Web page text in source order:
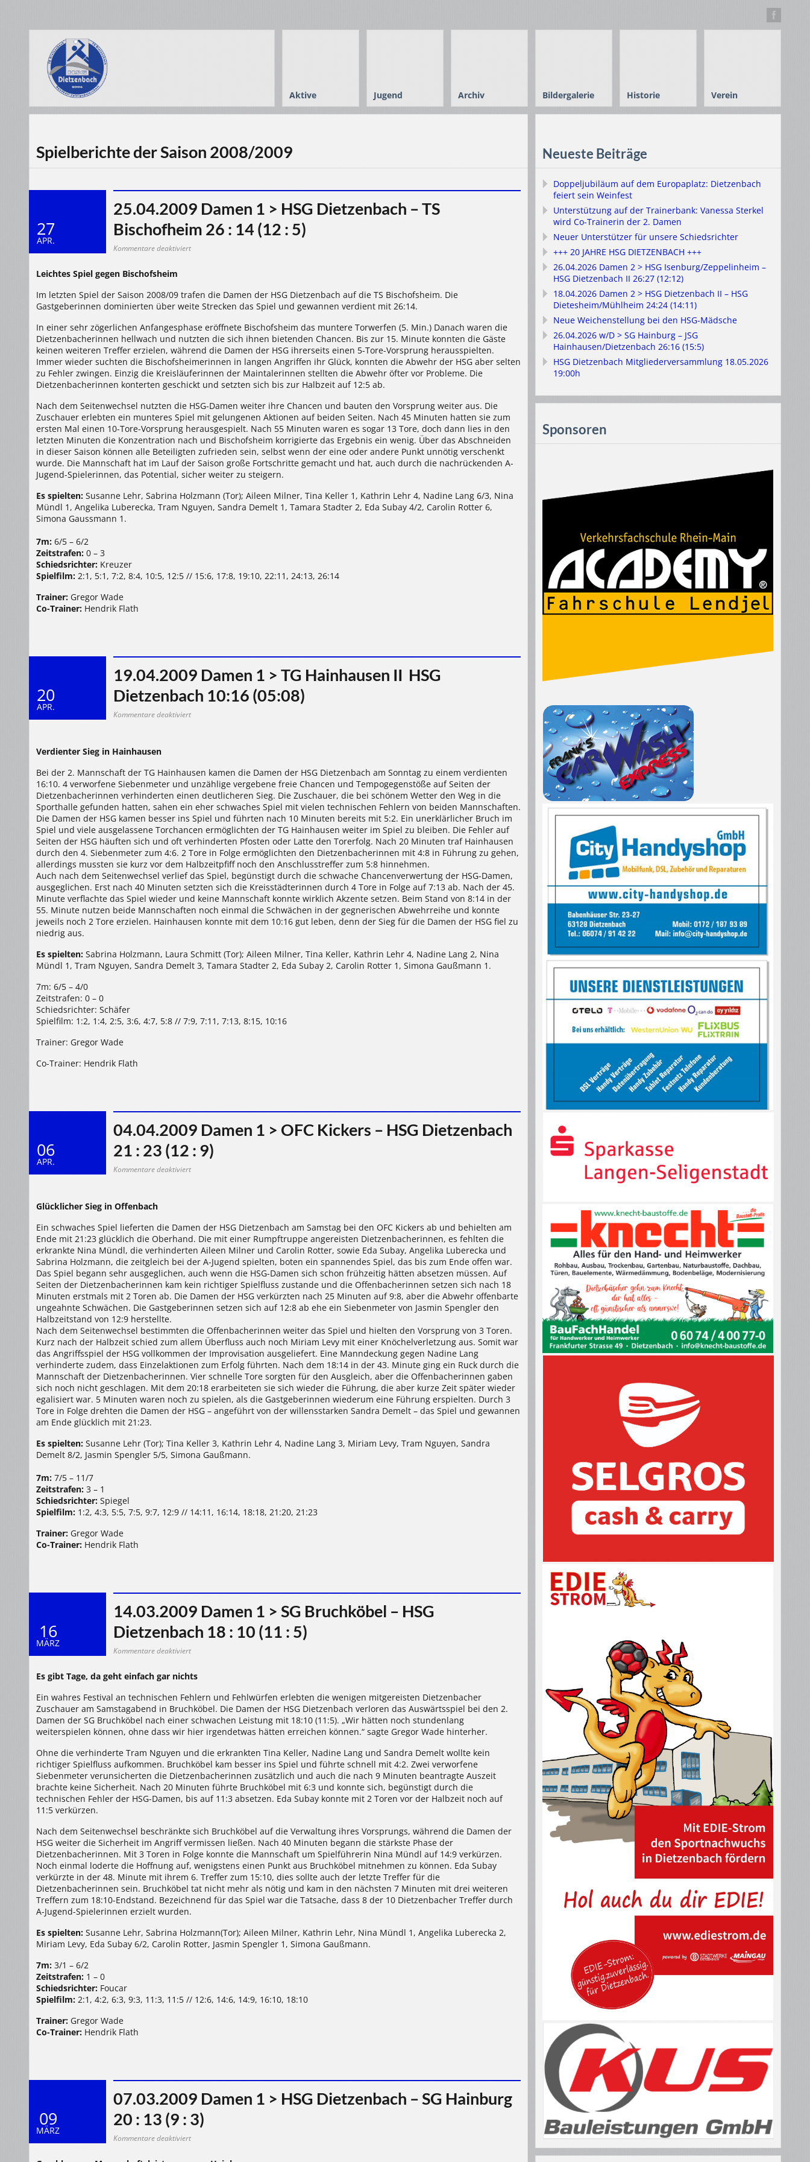
Aktive Jugend Archiv Bildergalerie Historie Verein
Spielberichte der Saison 2008/2009
27
APR.
25.04.2009 Damen 1 > HSG Dietzenbach – TS
Bischofheim 26 : 14 (12 : 5)
Kommentare deaktiviertfür
–
TS
Bischofheim
14
(12
:
5)
Leichtes Spiel gegen Bischofsheim
Im letzten Spiel der Saison 2008/09 trafen die Damen der HSG Dietzenbach auf die TS Bischofsheim. Die
Gastgeberinnen dominierten über weite Strecken das Spiel und gewannen verdient mit 26:14.
In einer sehr zögerlichen Anfangesphase eröffnete Bischofsheim das muntere Torwerfen (5. Min.) Danach waren die
Dietzenbacherinnen hellwach und nutzten die sich ihnen bietenden Chancen. Bis zur 15. Minute konnten die Gäste
keinen weiteren Treffer erzielen, während die Damen der HSG ihrerseits einen 5-Tore-Vorsprung herausspielten.
Immer wieder suchten die Bischofsheimerinnen in langen Angriffen ihr Glück, konnten die Abwehr der HSG aber selten
zu Fehler zwingen. Einzig die Kreisläuferinnen der Maintalerinnen stellten die Abwehr öfter vor Probleme. Die
Dietzenbacherinnen konterten geschickt und setzten sich bis zur Halbzeit auf 12:5 ab.
Nach dem Seitenwechsel nutzten die HSG-Damen weiter ihre Chancen und bauten den Vorsprung weiter aus. Die
Zuschauer erlebten ein munteres Spiel mit gelungenen Aktionen auf beiden Seiten. Nach 45 Minuten hatten sie zum
ersten Mal einen 10-Tore-Vorsprung herausgespielt. Nach 55 Minuten waren es sogar 13 Tore, doch dann lies in den
letzten Minuten die Konzentration nach und Bischofsheim korrigierte das Ergebnis ein wenig. Über das Abschneiden
in dieser Saison können alle Beteiligten zufrieden sein, selbst wenn der eine oder andere Punkt unnötig verschenkt
wurde. Die Mannschaft hat im Lauf der Saison große Fortschritte gemacht und hat, auch durch die nachrückenden A-
Jugend-Spielerinnen, das Potential, sicher weiter zu steigern.
Es spielten: Susanne Lehr, Sabrina Holzmann (Tor); Aileen Milner, Tina Keller 1, Kathrin Lehr 4, Nadine Lang 6/3, Nina
Mündl 1, Angelika Luberecka, Tram Nguyen, Sandra Demelt 1, Tamara Stadter 2, Eda Subay 4/2, Carolin Rotter 6,
Simona Gaussmann 1.
7m: 6/5 – 6/2
Zeitstrafen: 0 – 3
Schiedsrichter: Kreuzer
Spielfilm: 2:1, 5:1, 7:2, 8:4, 10:5, 12:5 // 15:6, 17:8, 19:10, 22:11, 24:13, 26:14
Trainer: Gregor Wade
Co-Trainer: Hendrik Flath
20
APR.
19.04.2009 Damen 1 > TG Hainhausen II  HSG
Dietzenbach 10:16 (05:08)
Kommentare deaktiviertfür
HSG
Dietzenbach
10:16
(05:08)
Verdienter Sieg in Hainhausen
Bei der 2. Mannschaft der TG Hainhausen kamen die Damen der HSG Dietzenbach am Sonntag zu einem verdienten
16:10. 4 verworfene Siebenmeter und unzählige vergebene freie Chancen und Tempogegenstöße auf Seiten der
Dietzenbacherinnen verhinderten einen deutlicheren Sieg. Die Zuschauer, die bei schönem Wetter den Weg in die
Sporthalle gefunden hatten, sahen ein eher schwaches Spiel mit vielen technischen Fehlern von beiden Mannschaften.
Die Damen der HSG kamen besser ins Spiel und führten nach 10 Minuten bereits mit 5:2. Ein unerklärlicher Bruch im
Spiel und viele ausgelassene Torchancen ermöglichten der TG Hainhausen weiter im Spiel zu bleiben. Die Fehler auf
Seiten der HSG häuften sich und oft verhinderten Pfosten oder Latte den Torerfolg. Nach 20 Minuten traf Hainhausen
durch den 4. Siebenmeter zum 4:6. 2 Tore in Folge ermöglichten den Dietzenbacherinnen mit 4:8 in Führung zu gehen,
allerdings mussten sie kurz vor dem Halbzeitpfiff noch den Anschlusstreffer zum 5:8 hinnehmen.
Auch nach dem Seitenwechsel verlief das Spiel, begünstigt durch die schwache Chancenverwertung der HSG-Damen,
ausgeglichen. Erst nach 40 Minuten setzten sich die Kreisstädterinnen durch 4 Tore in Folge auf 7:13 ab. Nach der 45.
Minute verflachte das Spiel wieder und keine Mannschaft konnte wirklich Akzente setzen. Beim Stand von 8:14 in der
55. Minute nutzen beide Mannschaften noch einmal die Schwächen in der gegnerischen Abwehrreihe und konnte
jeweils noch 2 Tore erzielen. Hainhausen konnte mit dem 10:16 gut leben, denn der Sieg für die Damen der HSG fiel zu
niedrig aus.
Es spielten: Sabrina Holzmann, Laura Schmitt (Tor); Aileen Milner, Tina Keller, Kathrin Lehr 4, Nadine Lang 2, Nina
Mündl 1, Tram Nguyen, Sandra Demelt 3, Tamara Stadter 2, Eda Subay 2, Carolin Rotter 1, Simona Gaußmann 1.
7m: 6/5 – 4/0
Zeitstrafen: 0 – 0
Schiedsrichter: Schäfer
Spielfilm: 1:2, 1:4, 2:5, 3:6, 4:7, 5:8 // 7:9, 7:11, 7:13, 8:15, 10:16
Trainer: Gregor Wade
Co-Trainer: Hendrik Flath
06
APR.
04.04.2009 Damen 1 > OFC Kickers – HSG Dietzenbach
21 : 23 (12 : 9)
Kommentare deaktiviertfür
Dietzenbach
21
:
23
(12
:
9)
Glücklicher Sieg in Offenbach
Ein schwaches Spiel lieferten die Damen der HSG Dietzenbach am Samstag bei den OFC Kickers ab und behielten am
Ende mit 21:23 glücklich die Oberhand. Die mit einer Rumpftruppe angereisten Dietzenbacherinnen, es fehlten die
erkrankte Nina Mündl, die verhinderten Aileen Milner und Carolin Rotter, sowie Eda Subay, Angelika Luberecka und
Sabrina Holzmann, die zeitgleich bei der A-Jugend spielten, boten ein spannendes Spiel, das bis zum Ende offen war.
Das Spiel begann sehr ausgeglichen, auch wenn die HSG-Damen sich schon frühzeitig hätten absetzen müssen. Auf
Seiten der Dietzenbacherinnen kam kein richtiger Spielfluss zustande und die Offenbacherinnen setzen sich nach 18
Minuten erstmals mit 2 Toren ab. Die Damen der HSG verkürzten nach 25 Minuten auf 9:8, aber die Abwehr offenbarte
ungeahnte Schwächen. Die Gastgeberinnen setzen sich auf 12:8 ab ehe ein Siebenmeter von Jasmin Spengler den
Halbzeitstand von 12:9 herstellte.
Nach dem Seitenwechsel bestimmten die Offenbacherinnen weiter das Spiel und hielten den Vorsprung von 3 Toren.
Kurz nach der Halbzeit schied zum allem Überfluss auch noch Miriam Levy mit einer Knöchelverletzung aus. Somit war
das Angriffsspiel der HSG vollkommen der Improvisation ausgeliefert. Eine Manndeckung gegen Nadine Lang
verhinderte zudem, dass Einzelaktionen zum Erfolg führten. Nach dem 18:14 in der 43. Minute ging ein Ruck durch die
Mannschaft der Dietzenbacherinnen. Vier schnelle Tore sorgten für den Ausgleich, aber die Offenbacherinnen gaben
sich noch nicht geschlagen. Mit dem 20:18 erarbeiteten sie sich wieder die Führung, die aber kurze Zeit später wieder
egalisiert war. 5 Minuten waren noch zu spielen, als die Gastgeberinnen wiederum eine Führung erspielten. Durch 3
Tore in Folge drehten die Damen der HSG – angeführt von der willensstarken Sandra Demelt – das Spiel und gewannen
am Ende glücklich mit 21:23.
Es spielten: Susanne Lehr (Tor); Tina Keller 3, Kathrin Lehr 4, Nadine Lang 3, Miriam Levy, Tram Nguyen, Sandra
Demelt 8/2, Jasmin Spengler 5/5, Simona Gaußmann.
7m: 7/5 – 11/7
Zeitstrafen: 3 – 1
Schiedsrichter: Spiegel
Spielfilm: 1:2, 4:3, 5:5, 7:5, 9:7, 12:9 // 14:11, 16:14, 18:18, 21:20, 21:23
Trainer: Gregor Wade
Co-Trainer: Hendrik Flath
16
MÄRZ
14.03.2009 Damen 1 > SG Bruchköbel – HSG
Dietzenbach 18 : 10 (11 : 5)
Kommentare deaktiviertfür
>
–
HSG
Dietzenbach
:
10
(11
5)
Es gibt Tage, da geht einfach gar nichts
Ein wahres Festival an technischen Fehlern und Fehlwürfen erlebten die wenigen mitgereisten Dietzenbacher
Zuschauer am Samstagabend in Bruchköbel. Die Damen der HSG Dietzenbach verloren das Auswärtsspiel bei den 2.
Damen der SG Bruchköbel nach einer schwachen Leistung mit 18:10 (11:5). „Wir hätten noch stundenlang
weiterspielen können, ohne dass wir hier irgendetwas hätten erreichen können.“ sagte Gregor Wade hinterher.
Ohne die verhinderte Tram Nguyen und die erkrankten Tina Keller, Nadine Lang und Sandra Demelt wollte kein
richtiger Spielfluss aufkommen. Bruchköbel kam besser ins Spiel und führte schnell mit 4:2. Zwei verworfene
Siebenmeter verunsicherten die Dietzenbacherinnen zusätzlich und auch die nach 9 Minuten beantragte Auszeit
brachte keine Sicherheit. Nach 20 Minuten führte Bruchköbel mit 6:3 und konnte sich, begünstigt durch die
technischen Fehler der HSG-Damen, bis auf 11:3 absetzen. Eda Subay konnte mit 2 Toren vor der Halbzeit noch auf
11:5 verkürzen.
Nach dem Seitenwechsel beschränkte sich Bruchköbel auf die Verwaltung ihres Vorsprungs, während die Damen der
HSG weiter die Sicherheit im Angriff vermissen ließen. Nach 40 Minuten begann die stärkste Phase der
Dietzenbacherinnen. Mit 3 Toren in Folge konnte die Mannschaft um Spielführerin Nina Mündl auf 14:9 verkürzen.
Noch einmal loderte die Hoffnung auf, wenigstens einen Punkt aus Bruchköbel mitnehmen zu können. Eda Subay
verkürzte in der 48. Minute mit ihrem 6. Treffer zum 15:10, dies sollte auch der letzte Treffer für die
Dietzenbacherinnen sein. Bruchköbel tat nicht mehr als nötig und kam in den nächsten 7 Minuten mit drei weiteren
Treffern zum 18:10-Endstand. Bezeichnend für das Spiel war die Tatsache, dass 8 der 10 Dietzenbacher Treffer durch
A-Jugend-Spielerinnen erzielt wurden.
Es spielten: Susanne Lehr, Sabrina Holzmann(Tor); Aileen Milner, Kathrin Lehr, Nina Mündl 1, Angelika Luberecka 2,
Miriam Levy, Eda Subay 6/2, Carolin Rotter, Jasmin Spengler 1, Simona Gaußmann.
7m: 3/1 – 6/2
Zeitstrafen: 1 – 0
Schiedsrichter: Foucar
Spielfilm: 2:1, 4:2, 6:3, 9:3, 11:3, 11:5 // 12:6, 14:6, 14:9, 16:10, 18:10
Trainer: Gregor Wade
Co-Trainer: Hendrik Flath
09
MÄRZ
07.03.2009 Damen 1 > HSG Dietzenbach – SG Hainburg
20 : 13 (9 : 3)
Kommentare deaktiviertfür
Neueste Beiträge
Doppeljubiläum auf dem Europaplatz: Dietzenbach
feiert sein Weinfest
Unterstützung auf der Trainerbank: Vanessa Sterkel
wird Co-Trainerin der 2. Damen
Neuer Unterstützer für unsere Schiedsrichter
+++ 20 JAHRE HSG DIETZENBACH +++
26.04.2026 Damen 2 > HSG Isenburg/Zeppelinheim –
HSG Dietzenbach II 26:27 (12:12)
18.04.2026 Damen 2 > HSG Dietzenbach II – HSG
Dietesheim/Mühlheim 24:24 (14:11)
Neue Weichenstellung bei den HSG-Mädsche
26.04.2026 w/D > SG Hainburg – JSG
Hainhausen/Dietzenbach 26:16 (15:5)
HSG Dietzenbach Mitgliederversammlung 18.05.2026
19:00h
Sponsoren